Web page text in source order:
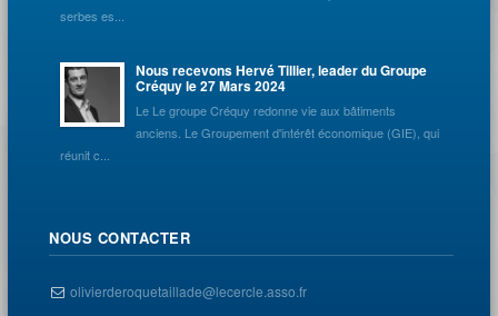
serbes es...
Nous recevons Hervé Tillier, leader du Groupe
Créquy le 27 Mars 2024
Le Le groupe Créquy redonne vie aux bâtiments
anciens. Le Groupement d'intérêt économique (GIE), qui
réunit c...
NOUS CONTACTER
olivierderoquetaillade@lecercle.asso.fr